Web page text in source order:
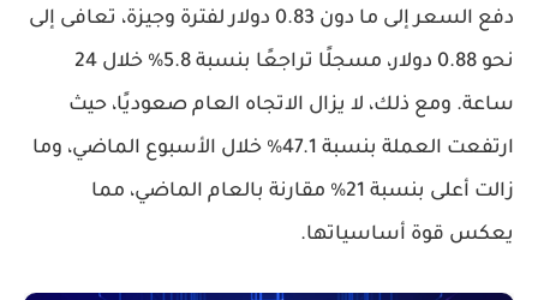
دفع السعر إلى ما دون 0.83 دولار لفترة وجيزة، تعافى إلى
نحو 0.88 دولار، مسجلًا تراجعًا بنسبة 5.8% خلال 24
ساعة. ومع ذلك، لا يزال الاتجاه العام صعوديًا، حيث
ارتفعت العملة بنسبة 47.1% خلال الأسبوع الماضي، وما
زالت أعلى بنسبة 21% مقارنة بالعام الماضي، مما
يعكس قوة أساسياتها.